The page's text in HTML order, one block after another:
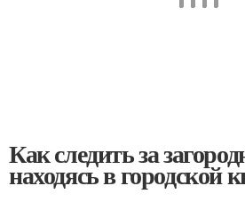
Как следить за
находясь в городской